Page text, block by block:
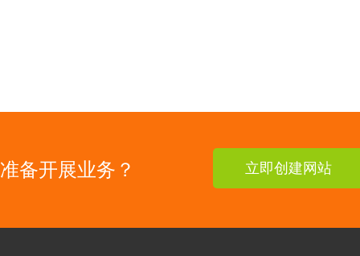
准备开展业务？ 立即创建网站